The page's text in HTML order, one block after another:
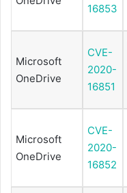
16853
Microsoft
OneDrive
CVE-
2020-
16851
Microsoft
OneDrive
CVE-
2020-
16852